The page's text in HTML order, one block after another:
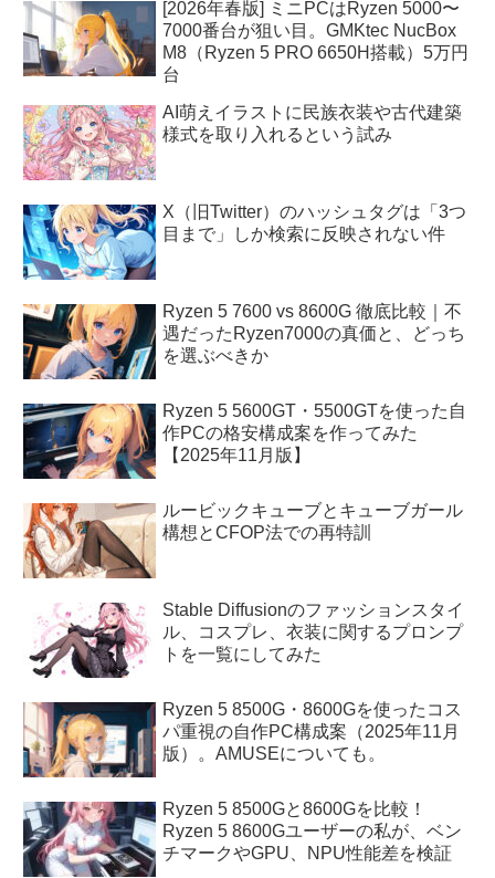
[2026年春版] ミニPCはRyzen 5000〜
7000番台が狙い目。GMKtec NucBox
M8（Ryzen 5 PRO 6650H搭載）5万円
台
AI萌えイラストに民族衣装や古代建築
様式を取り入れるという試み
X（旧Twitter）のハッシュタグは「3つ
目まで」しか検索に反映されない件
Ryzen 5 7600 vs 8600G 徹底比較｜不
遇だったRyzen7000の真価と、どっち
を選ぶべきか
Ryzen 5 5600GT・5500GTを使った自
作PCの格安構成案を作ってみた
【2025年11月版】
ルービックキューブとキューブガール
構想とCFOP法での再特訓
Stable Diffusionのファッションスタイ
ル、コスプレ、衣装に関するプロンプ
トを一覧にしてみた
Ryzen 5 8500G・8600Gを使ったコス
パ重視の自作PC構成案（2025年11月
版）。AMUSEについても。
Ryzen 5 8500Gと8600Gを比較！
Ryzen 5 8600Gユーザーの私が、ベン
チマークやGPU、NPU性能差を検証